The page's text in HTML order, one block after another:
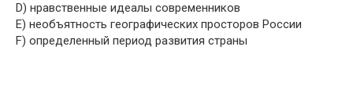
D) нравственные идеалы современников
E) необъятность географических просторов России
F) определенный период развития страны